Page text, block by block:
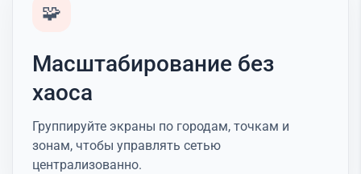
🧩
Масштабирование без
хаоса
Группируйте экраны по городам, точкам и
зонам, чтобы управлять сетью
централизованно.